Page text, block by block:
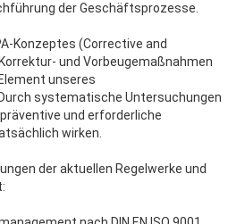
der Geschäftsprozesse.
Konzeptes (Corrective and
und Vorbeugemaßnahmen
unseres
systematische Untersuchungen
und erforderliche
wirken.
der aktuellen Regelwerke und